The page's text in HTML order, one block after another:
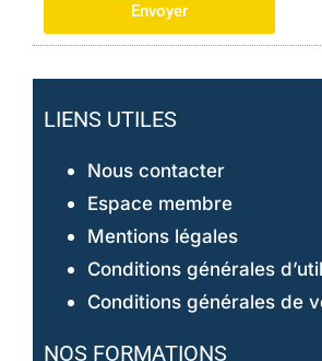
Envoyer
LIENS UTILES
Nous contacter
Espace membre
Mentions légales
Conditions générales
Conditions générales de
NOS FORMATIONS